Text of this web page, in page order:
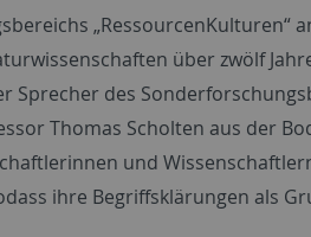
„RessourcenKulturen“
über zwölf
Sprecher des
Thomas Scholten aus der
und
ihre Begriffsklärungen als